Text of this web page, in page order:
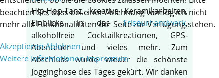
Hip-Hop-Tanz, kreative Keramikarbeiten,
Einblicke in dasFriseurhandwerk,
alkoholfreie Cocktailkreationen, GPS-
Abenteuer und vieles mehr. Zum
Abschluss wurde wieder die schönste
Jogginghose des Tages gekürt. Wir danken
beachten Sie, dass bei einer Ablehnung womöglich nicht
mehr alle Funktionalitäten der Seite zur Verfügung stehen.
AkzeptierenAblehnen
Weitere InformationenImpressum